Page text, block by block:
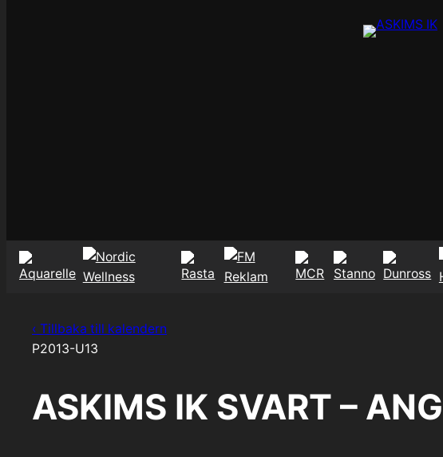
‹ Tillbaka till kalendern
P2013-U13
ASKIMS IK SVART –